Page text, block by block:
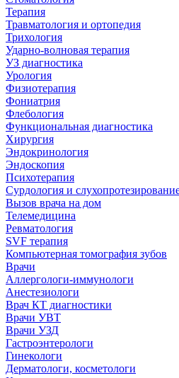
Терапия
Травматология и ортопедия
Трихология
Ударно-волновая терапия
УЗ диагностика
Урология
Физиотерапия
Фониатрия
Флебология
Функциональная диагностика
Хирургия
Эндокринология
Эндоскопия
Психотерапия
Сурдология и
Вызов врача на дом
Телемедицина
Ревматология
SVF терапия
Компьютерная томография зубов
Врачи
Аллергологи-иммунологи
Анестезиологи
Врач КТ диагностики
Врачи УВТ
Врачи УЗД
Гастроэнтерологи
Гинекологи
Дерматологи, косметологи